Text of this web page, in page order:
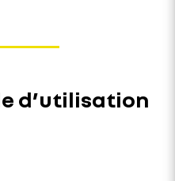
d’utilisation